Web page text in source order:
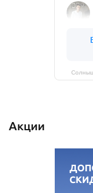
Акции